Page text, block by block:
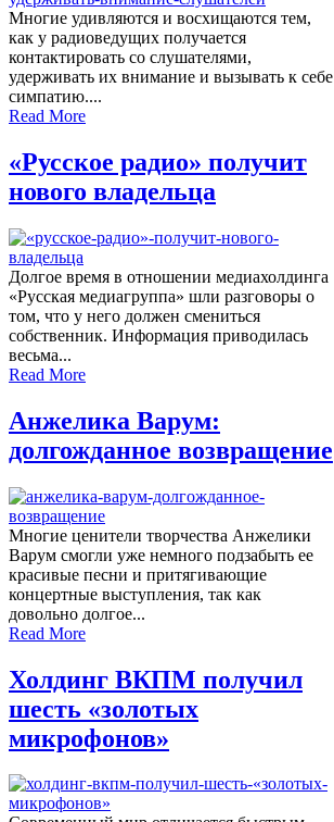
Многие удивляются и восхищаются тем,
как у радиоведущих получается
контактировать со слушателями,
удерживать их внимание и вызывать к себе
симпатию....
Read More
«Русское радио» получит
нового владельца
Долгое время в отношении медиахолдинга
«Русская медиагруппа» шли разговоры о
том, что у него должен смениться
собственник. Информация приводилась
весьма...
Read More
Анжелика Варум:
долгожданное возвращение
Многие ценители творчества Анжелики
Варум смогли уже немного подзабыть ее
красивые песни и притягивающие
концертные выступления, так как
довольно долгое...
Read More
Холдинг ВКПМ получил
шесть «золотых
микрофонов»